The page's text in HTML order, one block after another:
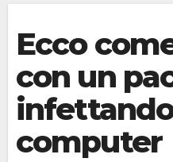
Ecco
con un
computer